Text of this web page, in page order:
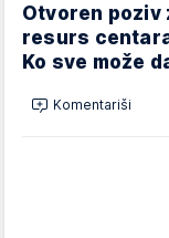
Otvoren
resurs
Ko sve može
Komentariši